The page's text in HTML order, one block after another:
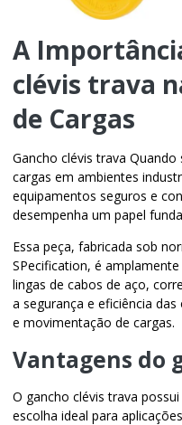
A
clévis trava
de Cargas
Gancho clévis trava
cargas em ambientes
equipamentos seguros e
desempenha um papel
Essa peça, fabricada sob
SPecification, é
lingas de cabos de aço,
a segurança e eficiência
e movimentação de cargas.
Vantagens do
O gancho clévis trava
escolha ideal para